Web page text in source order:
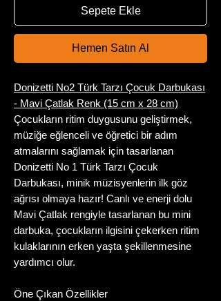
Sepete Ekle
Hemen Satın Al
Donizetti No2 Türk Tarzı Çocuk Darbukası
- Mavi Çatlak Renk (15 cm x 28 cm)
Çocukların ritim duygusunu geliştirmek,
müziğe eğlenceli ve öğretici bir adım
atmalarını sağlamak için tasarlanan
Donizetti No 1 Türk Tarzı Çocuk
Darbukası, minik müzisyenlerin ilk göz
ağrısı olmaya hazır! Canlı ve enerji dolu
Mavi Çatlak rengiyle tasarlanan bu mini
darbuka, çocukların ilgisini çekerken ritim
kulaklarının erken yaşta şekillenmesine
yardımcı olur.
Öne Çıkan Özellikler